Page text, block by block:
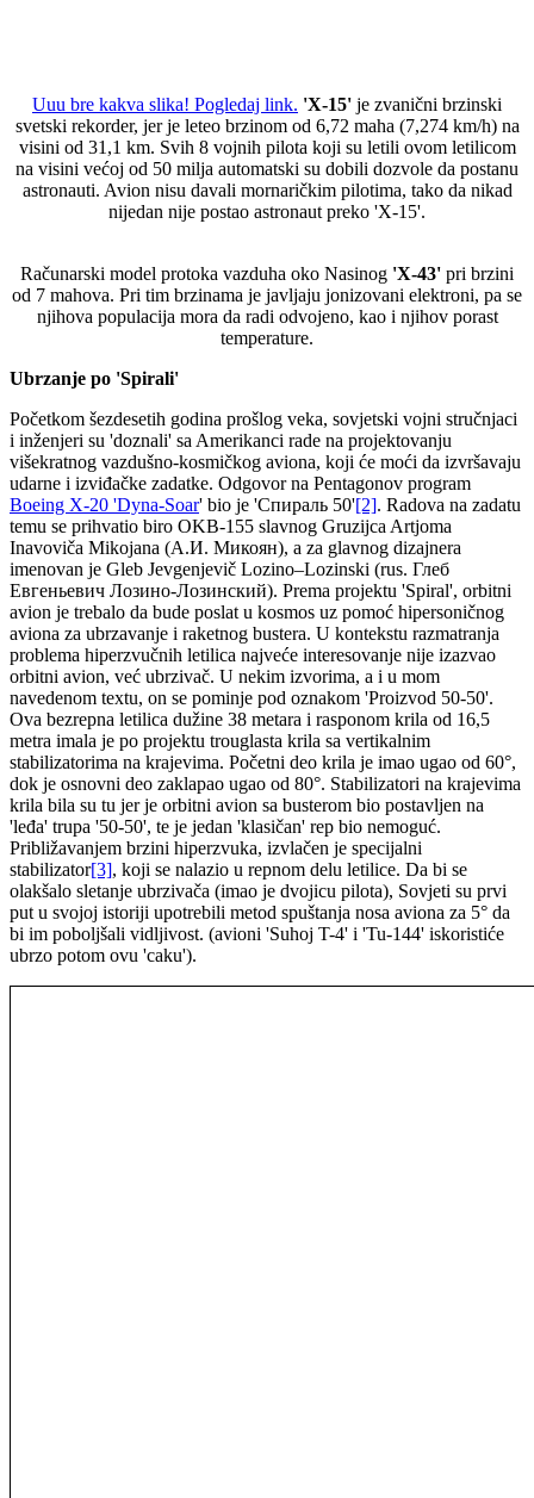
Uuu bre kakva slika! Pogledaj link. 'X-15' je zvanični brzinski
svetski rekorder, jer je leteo brzinom od 6,72 maha (7,274 km/h) na
visini od 31,1 km. Svih 8 vojnih pilota koji su letili ovom letilicom
na visini većoj od 50 milja automatski su dobili dozvole da postanu
astronauti. Avion nisu davali mornaričkim pilotima, tako da nikad
nijedan nije postao astronaut preko 'X-15'.
Računarski model protoka vazduha oko Nasinog 'X-43' pri brzini
od 7 mahova. Pri tim brzinama je javljaju jonizovani elektroni, pa se
njihova populacija mora da radi odvojeno, kao i njihov porast
temperature.
Ubrzanje po 'Spirali'
Početkom šezdesetih godina prošlog veka, sovjetski vojni stručnjaci
i inženjeri su 'doznali' sa Amerikanci rade na projektovanju
višekratnog vazdušno-kosmičkog aviona, koji će moći da izvršavaju
udarne i izviđačke zadatke. Odgovor na Pentagonov program
Boeing X-20 'Dyna-Soar' bio je 'Спираль 50'[2]. Radova na zadatu
temu se prihvatio biro OKB-155 slavnog Gruzijca Artjoma
Inavoviča Mikojana (А.И. Микоян), a za glavnog dizajnera
imenovan je Gleb Jevgenjevič Lozino–Lozinski (rus. Глеб
Евгеньевич Лозино-Лозинский). Prema projektu 'Spiral', orbitni
avion je trebalo da bude poslat u kosmos uz pomoć hipersoničnog
aviona za ubrzavanje i raketnog bustera. U kontekstu razmatranja
problema hiperzvučnih letilica najveće interesovanje nije izazvao
orbitni avion, već ubrzivač. U nekim izvorima, a i u mom
navedenom textu, on se pominje pod oznakom 'Proizvod 50-50'.
Ova bezrepna letilica dužine 38 metara i rasponom krila od 16,5
metra imala je po projektu trouglasta krila sa vertikalnim
stabilizatorima na krajevima. Početni deo krila je imao ugao od 60°,
dok je osnovni deo zaklapao ugao od 80°. Stabilizatori na krajevima
krila bila su tu jer je orbitni avion sa busterom bio postavljen na
'leđa' trupa '50-50', te je jedan 'klasičan' rep bio nemoguć.
Približavanjem brzini hiperzvuka, izvlačen je specijalni
stabilizator[3], koji se nalazio u repnom delu letilice. Da bi se
olakšalo sletanje ubrzivača (imao je dvojicu pilota), Sovjeti su prvi
put u svojoj istoriji upotrebili metod spuštanja nosa aviona za 5° da
bi im poboljšali vidljivost. (avioni 'Suhoj T-4' i 'Tu-144' iskoristiće
ubrzo potom ovu 'caku').